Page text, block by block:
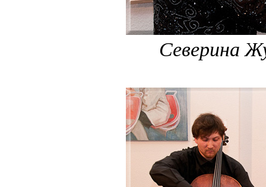
Северина